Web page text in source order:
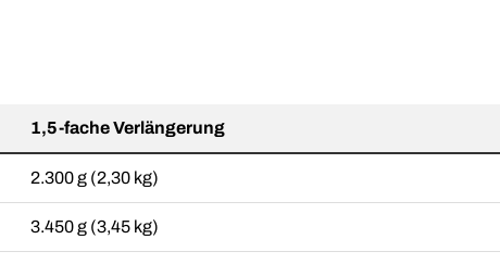
1,5-fache Verlängerung
2.300 g (2,30 kg)
3.450 g (3,45 kg)